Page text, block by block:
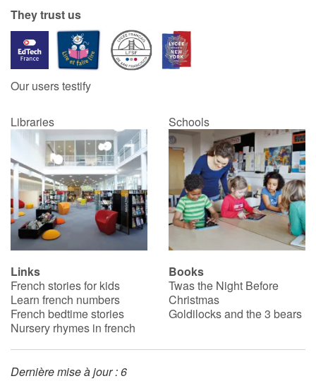
They trust us
Our users testify
Libraries Schools
Links
French stories for kids
Learn french numbers
French bedtime stories
Nursery rhymes in french
Books
Twas the Night Before
Christmas
Goldilocks and the 3 bears
Dernière mise à jour : 6